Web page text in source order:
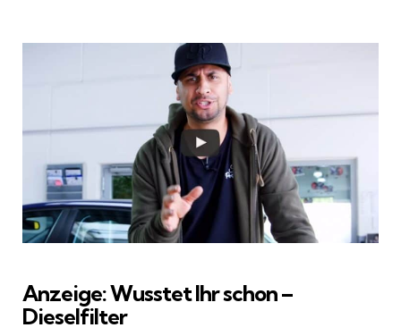
Anzeige: Wusstet Ihr schon –
Dieselfilter